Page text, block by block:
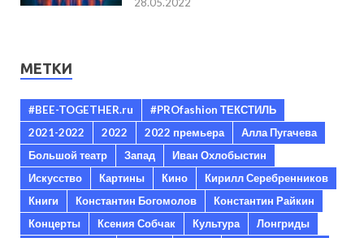
МЕТКИ
#BEE-TOGETHER.ru
#PROfashion ТЕКСТИЛЬ
2021-2022
2022 2022 премьера
Алла Пугачева
Большой театр
Запад
Иван Охлобыстин
Искусство
Картины Кино
Кирилл Серебренников
Книги
Константин Богомолов
Константин Райкин
Концерты
Ксения Собчак Культура
Лонгриды